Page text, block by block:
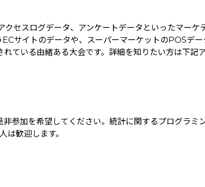
セスログデータ、アンケートデータといったマーケ
サイトのデータや、スーパーマーケットのPOSデ
ている由緒ある大会です。詳細を知りたい方は下記
参加を希望してください。統計に関するプログラミ
は歓迎します。